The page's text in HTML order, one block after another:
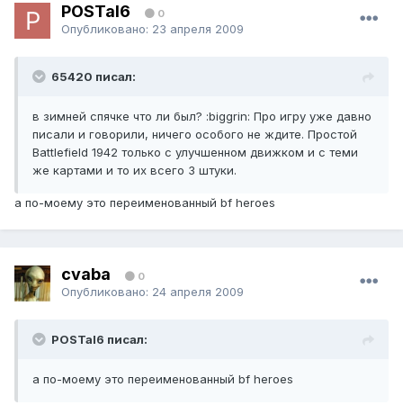
POSTal6 0
Опубликовано: 23 апреля 2009
65420 писал:
в зимней спячке что ли был? :biggrin: Про игру уже давно
писали и говорили, ничего особого не ждите. Простой
Battlefield 1942 только с улучшенном движком и с теми
же картами и то их всего 3 штуки.
а по-моему это переименованный bf heroes
cvaba 0
Опубликовано: 24 апреля 2009
POSTal6 писал:
а по-моему это переименованный bf heroes